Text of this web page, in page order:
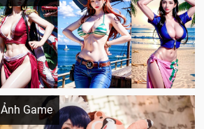
Ảnh Game
Cosplay Xiangling siêu cute